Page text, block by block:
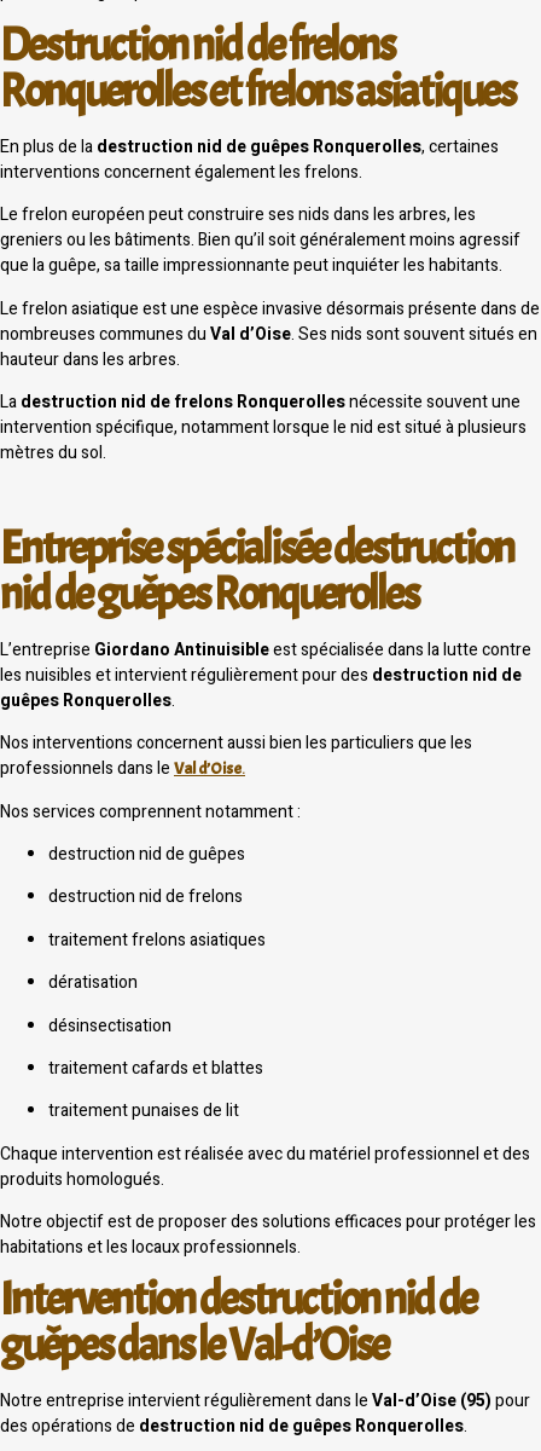
Destruction nid de frelons
Ronquerolles et frelons asiatiques
En plus de ladestruction nid de guêpes Ronquerolles, certaines
interventions concernent également les frelons.
Le frelon européen peut construire ses nids dans les arbres, les
greniers ou les bâtiments. Bien qu’il soit généralement moins agressif
que la guêpe, sa taille impressionnante peut inquiéter les habitants.
Le frelon asiatique est une espèce invasive désormais présente dans de
nombreuses communes duVal d’Oise. Ses nids sont souvent situés en
hauteur dans les arbres.
Ladestruction nid de frelons Ronquerollesnécessite souvent une
intervention spécifique, notamment lorsque le nid est situé à plusieurs
mètres du sol.
Entreprise spécialisée destruction
nid de guêpes Ronquerolles
L’entreprise Giordano Antinuisibleest spécialisée dans la lutte contre
les nuisibles et intervient régulièrement pour des destruction nid de
guêpes Ronquerolles.
Nos interventions concernent aussi bien les particuliers que les
professionnels dans le Val d’Oise.
Nos services comprennent notamment :
destruction nid de guêpes
destruction nid de frelons
traitement frelons asiatiques
dératisation
désinsectisation
traitement cafards et blattes
traitement punaises de lit
Chaque intervention est réalisée avec du matériel professionnel et des
produits homologués.
Notre objectif est de proposer des solutions efficaces pour protéger les
habitations et les locaux professionnels.
Intervention destruction nid de
guêpes dans le Val-d’Oise
Notre entreprise intervient régulièrement dans leVal-d’Oise (95)pour
des opérations de destruction nid de guêpes Ronquerolles.